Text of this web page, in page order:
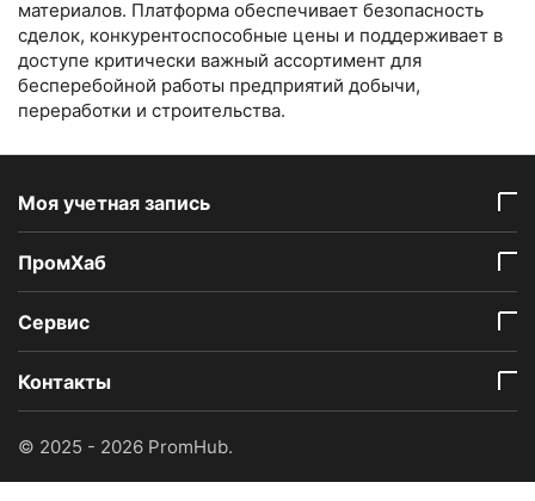
материалов. Платформа обеспечивает безопасность
сделок, конкурентоспособные цены и поддерживает в
доступе критически важный ассортимент для
бесперебойной работы предприятий добычи,
переработки и строительства.
Моя учетная запись
ПромХаб
Сервис
Контакты
© 2025 - 2026 PromHub.